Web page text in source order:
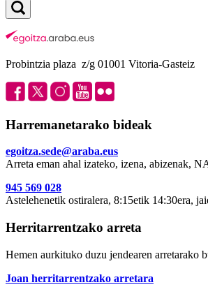
Probintzia plaza z/g 01001 Vitoria-Gasteiz
Harremanetarako bideak
egoitza.sede@araba.eus
Arreta eman ahal izateko, izena, abizenak,
945 569 028
Astelehenetik ostiralera, 8:15etik 14:30era,
Herritarrentzako arreta
Hemen aurkituko duzu jendearen arretarako
Joan herritarrentzako arretara